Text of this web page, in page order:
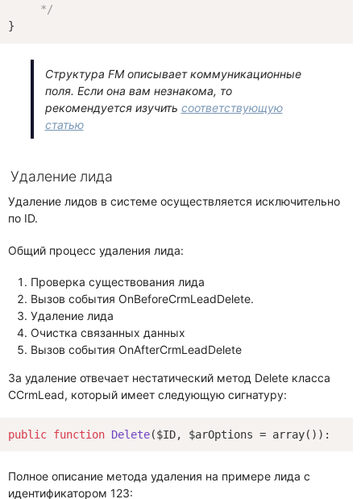
     */
Структура FM описывает коммуникационные
поля. Если она вам незнакома, то
рекомендуется изучить соответствующую
статью
Удаление лида
Удаление лидов в системе осуществляется исключительно
по ID.
Общий процесс удаления лида:
Проверка существования лида
Вызов события OnBeforeCrmLeadDelete.
Удаление лида
Очистка связанных данных
Вызов события OnAfterCrmLeadDelete
За удаление отвечает нестатический метод Delete класса
CCrmLead, который имеет следующую сигнатуру:
public function Delete($ID, $arOptions = array() ) :
Полное описание метода удаления на примере лида с
идентификатором 123: